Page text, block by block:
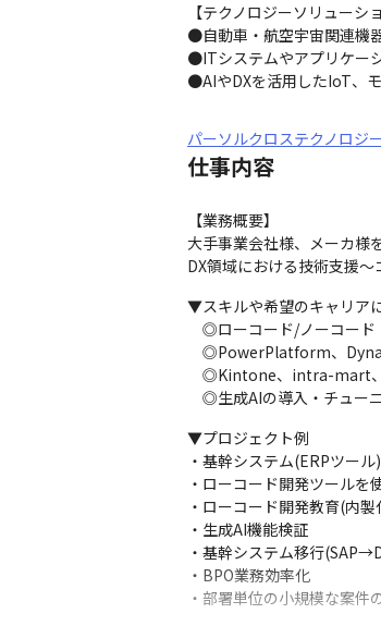
【テクノロジーソリューシ
●自動車・航空宇宙関連機
●ITシステムやアプリケー
●AIやDXを活用したIoT、
パーソルクロステクノロジ
仕事内容
【業務概要】
大手事業会社様、メーカ様
DX領域における技術支援〜
▼スキルや希望のキャリア
◎ローコード/ノーコード
◎PowerPlatform、
◎Kintone、intra-mart、
◎生成AIの導入・チュー
▼プロジェクト例
・基幹システム(ERPツー
・ローコード開発ツールを
・ローコード開発教育(内
・生成AI機能検証
・基幹システム移行
・BPO業務効率化
・部署単位の小規模な案